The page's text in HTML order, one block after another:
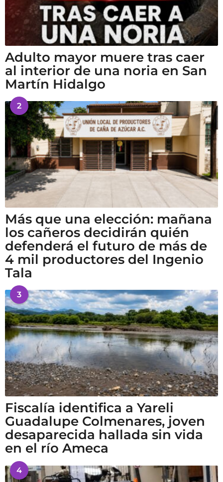
Adulto mayor muere tras caer
al interior de una noria en San
Martín Hidalgo
2
Más que una elección: mañana
los cañeros decidirán quién
defenderá el futuro de más de
4 mil productores del Ingenio
Tala
3
Fiscalía identifica a Yareli
Guadalupe Colmenares, joven
desaparecida hallada sin vida
en el río Ameca
4